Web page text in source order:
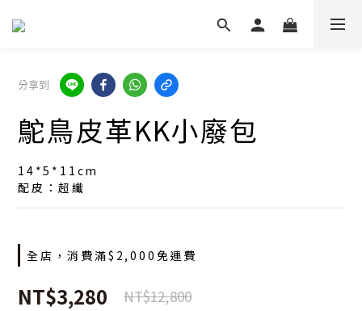
分享到
鴕鳥皮革KK小廢包
14*5*11cm
配皮：超纖
全店，消費滿$2,000免運費
NT$3,280 NT$12,800